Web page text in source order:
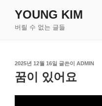
YOUNG KIM
버릴 수 없는 글들
작
성
일
2025년 12월 16일 글쓴이 ADMIN
꿈이 있어요